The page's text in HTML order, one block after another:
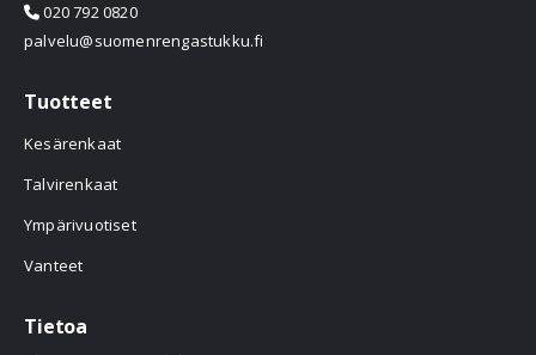
020 792 0820
palvelu@suomenrengastukku.fi
Tuotteet
Kesärenkaat
Talvirenkaat
Ympärivuotiset
Vanteet
Tietoa